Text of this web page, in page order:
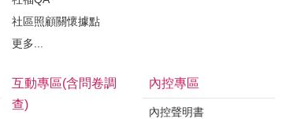
社區照顧關懷據點
更多...
互動專區(含問卷調
查)
內控專區
內控聲明書